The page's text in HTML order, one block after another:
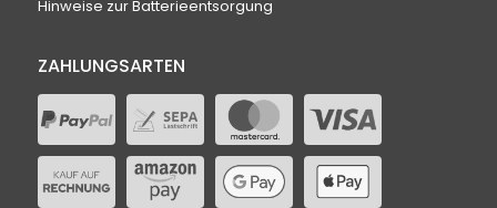
Hinweise zur Batterieentsorgung
ZAHLUNGSARTEN